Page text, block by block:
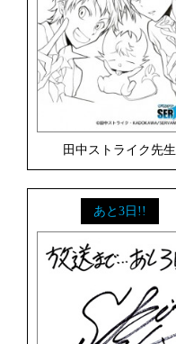
田中ストライク先生
あと3日!!